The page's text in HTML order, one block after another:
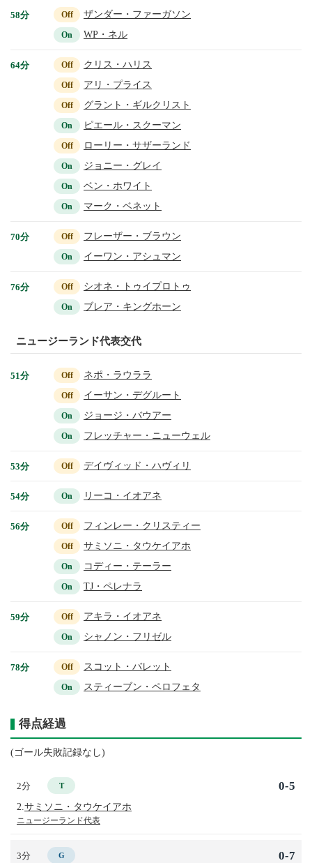
58分 Off ザンダー・ファーガソン
On WP・ネル
64分 Off クリス・ハリス
Off アリ・プライス
Off グラント・ギルクリスト
On ピエール・スクーマン
Off ローリー・サザーランド
On ジョニー・グレイ
On ベン・ホワイト
On マーク・ベネット
70分 Off フレーザー・ブラウン
On イーワン・アシュマン
76分 Off シオネ・トゥイプロトゥ
On ブレア・キングホーン
ニュージーランド代表交代
51分 Off ネポ・ラウララ
Off イーサン・デグルート
On ジョージ・バウアー
On フレッチャー・ニューウェル
53分 Off デイヴィッド・ハヴィリ
54分 On リーコ・イオアネ
56分 Off フィンレー・クリスティー
Off サミソニ・タウケイアホ
On コディー・テーラー
On TJ・ペレナラ
59分 Off アキラ・イオアネ
On シャノン・フリゼル
78分 Off スコット・バレット
On スティーブン・ペロフェタ
得点経過
(ゴール失敗記録なし)
2分 T
2. サミソニ・タウケイアホ
ニュージーランド代表
0-5
3分 G 0-7